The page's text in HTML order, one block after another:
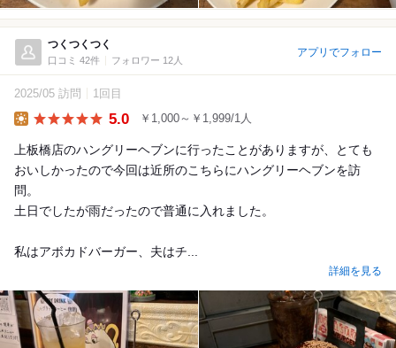
つくつくつく
口コミ 42件 フォロワー 12人
アプリでフォロー
2025/05 訪問 1回目
5.0 ￥1,000～￥1,999/1人
上板橋店のハングリーヘブンに行ったことがありますが、とても
おいしかったので今回は近所のこちらにハングリーヘブンを訪
問。
土日でしたが雨だったので普通に入れました。
私はアボカドバーガー、夫はチ...
詳細を見る